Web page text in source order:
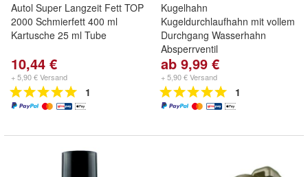
Autol Super Langzeit Fett TOP
2000 Schmierfett 400 ml
Kartusche 25 ml Tube
10,44 €
+ 5,90 € Versand
1
Kugelhahn
Kugeldurchlaufhahn mit vollem
Durchgang Wasserhahn
Absperrventil
ab 9,99 €
+ 5,90 € Versand
1